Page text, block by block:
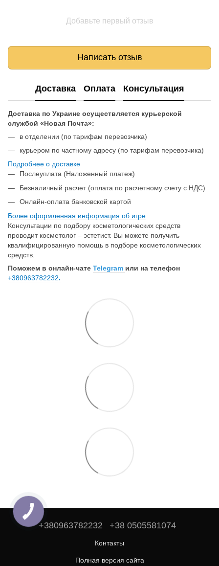
Добавьте первый отзыв
Написать отзыв
Доставка Оплата Консультация
Доставка по Украине осуществляется курьерской
службой «Новая Почта»:
в отделении (по тарифам перевозчика)
курьером по частному адресу (по тарифам перевозчика)
Подробнее о доставке
Послеуплата (Наложенный платеж)
Безналичный расчет (оплата по расчетному счету с НДС)
Онлайн-оплата банковской картой
Более оформленная информация об игре
Консультации по подбору косметологических средств
проводит косметолог – эстетист. Вы можете получить
квалифицированную помощь в подборе косметологических
средств.
Поможем в онлайн-чате Telegram или на телефон
+380963782232.
+380963782232 +38 0505581074
Контакты
Полная версия сайта